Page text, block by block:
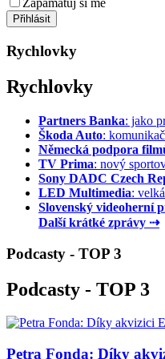
Zapamatuj si mě
Rychlovky
Rychlovky
Partners Banka: jako
Škoda Auto:
Německá podpora
TV Prima: nový
Sony DADC Czech
LED Multimedia:
Slovenský videoherní
Další krátké zprávy ⇢
Podcasty - TOP 3
Podcasty - TOP 3
Petra Fonda: Díky